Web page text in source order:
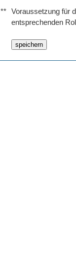
**
Voraussetzung für
entsprechenden